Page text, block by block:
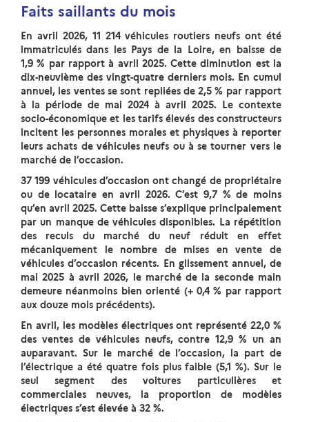
Faits saillants du mois
En avril 2026, 11 214 véhicules routiers neufs ont été
immatriculés dans les Pays de la Loire, en baisse de
1,9 % par rapport à avril 2025. Cette diminution est la
dix-neuvième des vingt-quatre derniers mois. En cumul
annuel, les ventes se sont repliées de 2,5 % par rapport
à la période de mai 2024 à avril 2025. Le contexte
socio-économique et les tarifs élevés des constructeurs
incitent les personnes morales et physiques à reporter
leurs achats de véhicules neufs ou à se tourner vers le
marché de l’occasion.
37 199 véhicules d’occasion ont changé de propriétaire
ou de locataire en avril 2026. C’est 9,7 % de moins
qu’en avril 2025. Cette baisse s’explique principalement
par un manque de véhicules disponibles. La répétition
des reculs du marché du neuf réduit en effet
mécaniquement le nombre de mises en vente de
véhicules d’occasion récents. En glissement annuel, de
mai 2025 à avril 2026, le marché de la seconde main
demeure néanmoins bien orienté (+ 0,4 % par rapport
aux douze mois précédents).
En avril, les modèles électriques ont représenté 22,0 %
des ventes de véhicules neufs, contre 12,9 % un an
auparavant. Sur le marché de l’occasion, la part de
l’électrique a été quatre fois plus faible (5,1 %). Sur le
seul segment des voitures particulières et
commerciales neuves, la proportion de modèles
électriques s’est élevée à 32 %.